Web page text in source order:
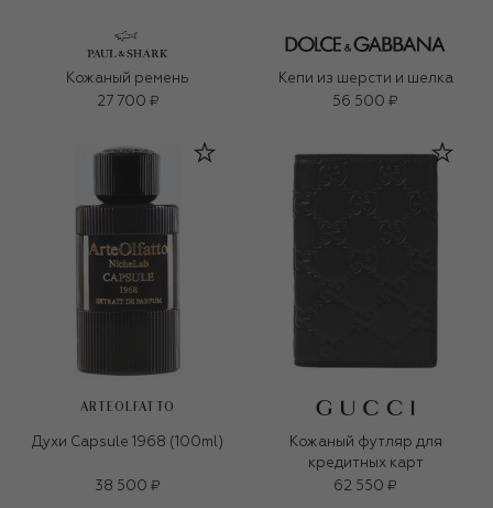
Кожаный ремень
27 700 ₽
Кепи из шерсти и шелка
56 500 ₽
ARTEOLFATTO
Духи Capsule 1968 (100ml)
38 500 ₽
Кожаный футляр для
кредитных карт
62 550 ₽